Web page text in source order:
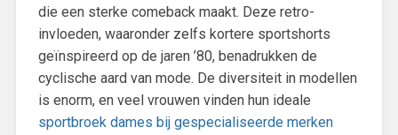
die een sterke comeback maakt. Deze retro-
invloeden, waaronder zelfs kortere sportshorts
geïnspireerd op de jaren ’80, benadrukken de
cyclische aard van mode. De diversiteit in modellen
is enorm, en veel vrouwen vinden hun ideale
sportbroek dames bij gespecialiseerde merken